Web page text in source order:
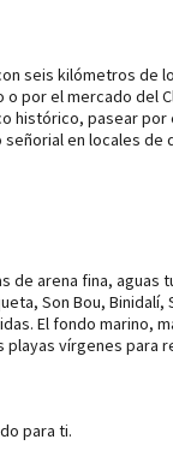
seis kilómetros de
por el mercado del
histórico, pasear por
señorial en locales
de arena fina,
Son Bou, Binidalí,
El fondo marino,
vírgenes para
para ti.